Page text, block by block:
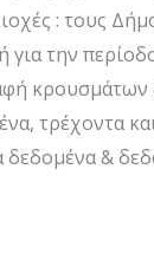
: τους
για την
τρέχοντα
δεδομένα &